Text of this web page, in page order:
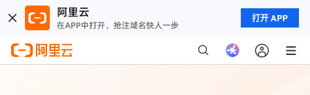
打开 APP